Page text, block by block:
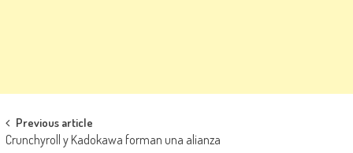
Navegación de entradas
Previous article
Crunchyroll y Kadokawa forman una alianza